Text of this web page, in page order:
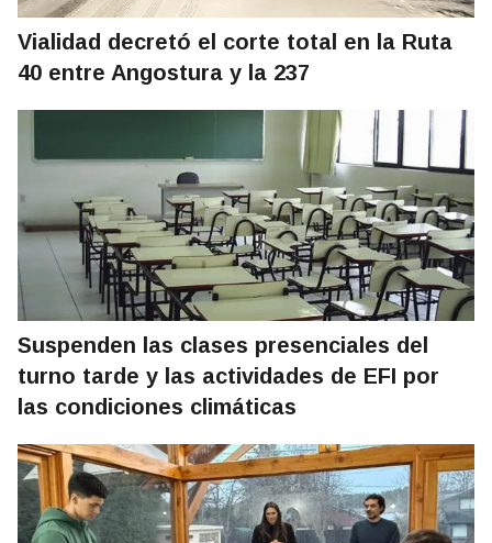
Vialidad decretó el corte total en la Ruta
40 entre Angostura y la 237
Suspenden las clases presenciales del
turno tarde y las actividades de EFI por
las condiciones climáticas